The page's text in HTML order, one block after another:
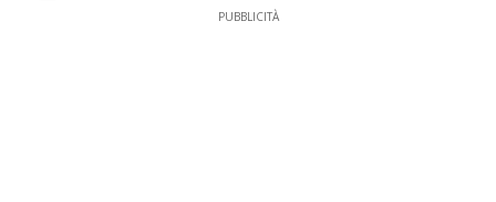
PUBBLICITÀ